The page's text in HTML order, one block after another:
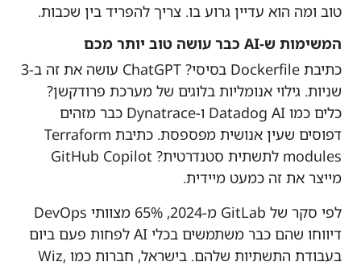
טוב ומה הוא עדיין גרוע בו. צריך להפריד בין שכבות.
המשימות ש-AI כבר עושה טוב יותר מכם
כתיבת Dockerfile בסיסי? ChatGPT עושה את זה ב-3
שניות. גילוי אנומליות בלוגים של מערכת פרודקשן?
כלים כמו Datadog AI ו-Dynatrace כבר מזהים
דפוסים שעין אנושית מפספסת. כתיבת Terraform
modules לתשתית סטנדרטית? GitHub Copilot
מייצר את זה כמעט מיידית.
לפי סקר של GitLab מ-2024, 65% מצוותי DevOps
דיווחו שהם כבר משתמשים בכלי AI לפחות פעם ביום
בעבודת התשתיות שלהם. בישראל, חברות כמו Wiz,